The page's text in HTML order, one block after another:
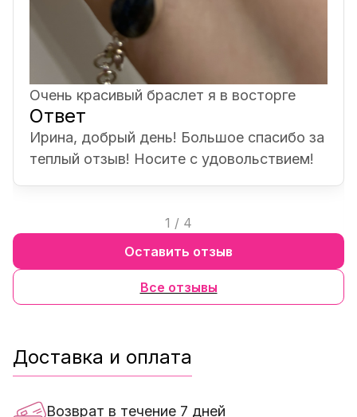
Очень красивый браслет я в восторге
Ответ
Ирина, добрый день! Большое спасибо за
теплый отзыв! Носите с удовольствием!
1 / 4
Все отзывы
Оставить отзыв
Доставка и оплата
Возврат в течение 7 дней